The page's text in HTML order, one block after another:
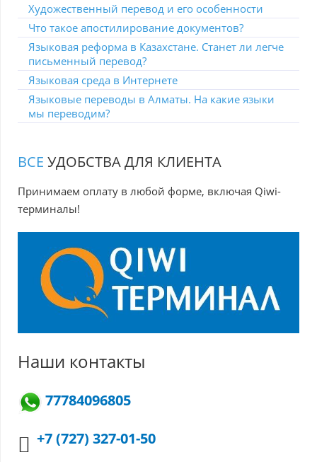
Художественный перевод и его особенности
Что такое апостилирование документов?
Языковая реформа в Казахстане. Станет ли легче
письменный перевод?
Языковая среда в Интернете
Языковые переводы в Алматы. На какие языки
мы переводим?
ВСЕ УДОБСТВА ДЛЯ КЛИЕНТА
Принимаем оплату в любой форме, включая Qiwi-
терминалы!
Наши контакты
77784096805
+7 (727) 327-01-50